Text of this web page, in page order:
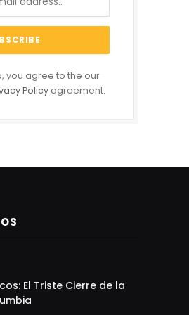
you agree to the our
Policy agreement.
El Triste Cierre de la